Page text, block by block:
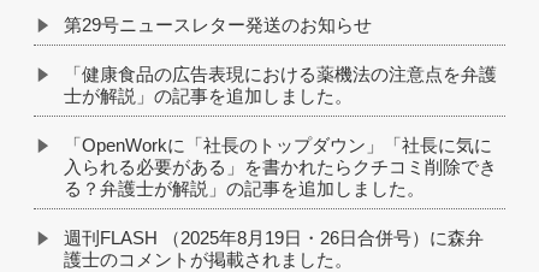
第29号ニュースレター発送のお知らせ
「健康食品の広告表現における薬機法の注意点を弁護
士が解説」の記事を追加しました。
「OpenWorkに「社長のトップダウン」「社長に気に
入られる必要がある」を書かれたらクチコミ削除でき
る？弁護士が解説」の記事を追加しました。
週刊FLASH （2025年8月19日・26日合併号）に森弁
護士のコメントが掲載されました。